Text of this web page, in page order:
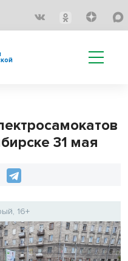
31 мая
16+